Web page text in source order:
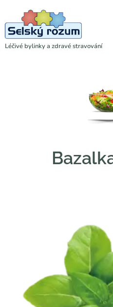
Léčivé bylinky a zdravé stravování